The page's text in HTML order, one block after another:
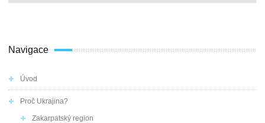
Navigace
Úvod
Proč Ukrajina?
Zakarpatský region